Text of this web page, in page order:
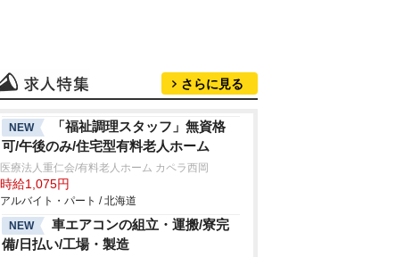
さらに見る
NEW
「福祉調理スタッフ」無資格
可/午後のみ/住宅型有料老人ホーム
医療法人重仁会/有料老人ホーム カペラ西岡
時給1,075円
アルバイト・パート / 北海道
NEW
車エアコンの組立・運搬/寮完
備/日払い/工場・製造